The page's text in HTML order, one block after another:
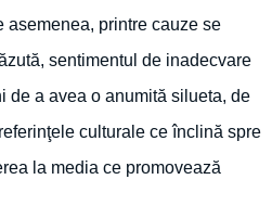
asemenea, printre cauze se
sentimentul de inadecvare
de a avea o anumită silueta, de
culturale ce înclină spre
la media ce promovează